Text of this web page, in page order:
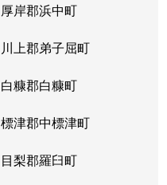
厚岸郡浜中町
川上郡弟子屈町
白糠郡白糠町
標津郡中標津町
目梨郡羅臼町